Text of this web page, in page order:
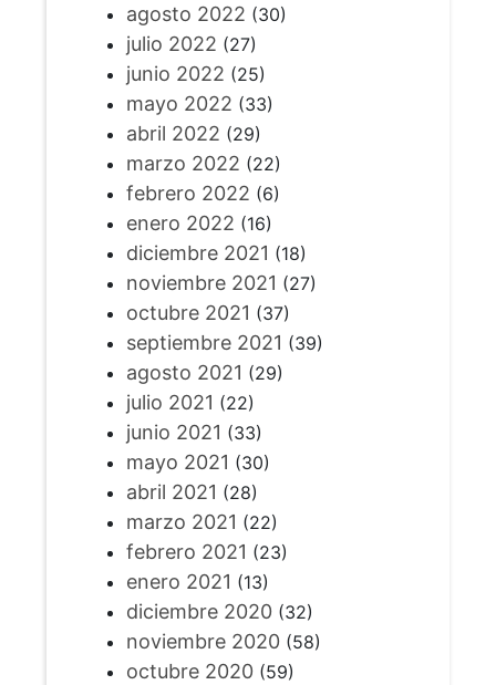
agosto 2022 (30)
julio 2022 (27)
junio 2022 (25)
mayo 2022 (33)
abril 2022 (29)
marzo 2022 (22)
febrero 2022 (6)
enero 2022 (16)
diciembre 2021 (18)
noviembre 2021 (27)
octubre 2021 (37)
septiembre 2021 (39)
agosto 2021 (29)
julio 2021 (22)
junio 2021 (33)
mayo 2021 (30)
abril 2021 (28)
marzo 2021 (22)
febrero 2021 (23)
enero 2021 (13)
diciembre 2020(32)
noviembre 2020(58)
octubre 2020(59)